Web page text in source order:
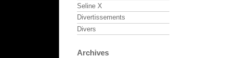
Seline X
Divertissements
Divers
Archives